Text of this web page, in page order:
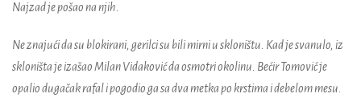
Najzad je pošao na njih.
Ne znajući da su blokirani, gerilci su bili mirni u skloništu. Kad je svanulo, iz
skloništa je izašao Milan Vidaković da osmotri okolinu. Bećir Tomović je
opalio dugačak rafal i pogodio ga sa dva metka po krstima i debelom mesu.